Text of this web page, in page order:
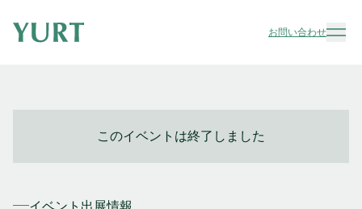
お問い合わせ
このイベントは終了しました
イベント出展情報